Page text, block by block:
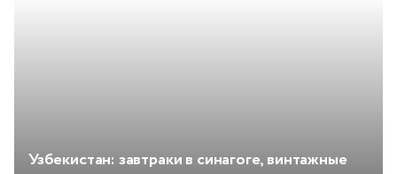
Узбекистан: завтраки в синагоге, винтажные